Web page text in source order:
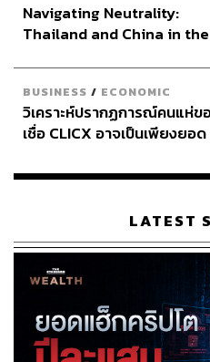
บวกจากนักวิจารณ์ด้วยคะแนน
ที่สูงถึง 94% อันเป็นอีกหนึ่งเค
แอนิเมชันครอบครัวซูเปอร์ฮี
ชาร์ตอันดับหนังทำเงินและรา
เหล่านี้คือเส้นทางสู่ความสำเ
ผู้มุ่งมั่นที่จะเดินตามความฝันสู่
Navigating Neutrality:
Thailand and China in
BUSINESS / ECONOMIC
วิเคราะห์ปรากฏการณ์คนแห่ข
เชื่อ CLICX อาจเป็นเพียงยอด
เรือนไทยที่ถูกซุกไว้
LATEST